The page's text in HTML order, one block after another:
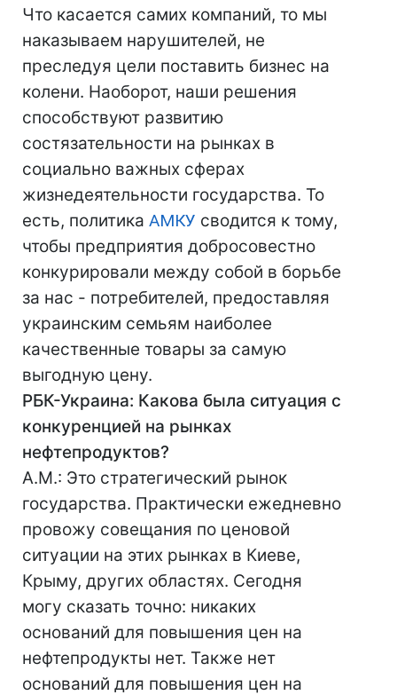
Что касается самих компаний, то мы
наказываем нарушителей, не
преследуя цели поставить бизнес на
колени. Наоборот, наши решения
способствуют развитию
состязательности на рынках в
социально важных сферах
жизнедеятельности государства. То
есть, политика АМКУ сводится к тому,
чтобы предприятия добросовестно
конкурировали между собой в борьбе
за нас - потребителей, предоставляя
украинским семьям наиболее
качественные товары за самую
выгодную цену.
РБК-Украина: Какова была ситуация с
конкуренцией на рынках
нефтепродуктов?
А.М.: Это стратегический рынок
государства. Практически ежедневно
провожу совещания по ценовой
ситуации на этих рынках в Киеве,
Крыму, других областях. Сегодня
могу сказать точно: никаких
оснований для повышения цен на
нефтепродукты нет. Также нет
оснований для повышения цен на